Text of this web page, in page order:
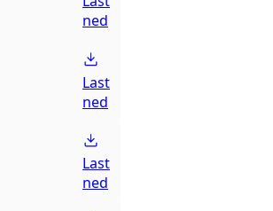
ned
Last
ned
Last
ned